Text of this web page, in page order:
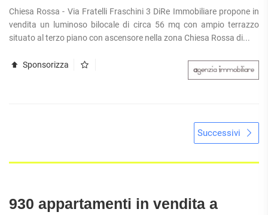
Chiesa Rossa - Via Fratelli Fraschini 3 DiRe Immobiliare propone in
vendita un luminoso bilocale di circa 56 mq con ampio terrazzo
situato al terzo piano con ascensore nella zona Chiesa Rossa di...
Sponsorizza
Successivi
930 appartamenti in vendita a